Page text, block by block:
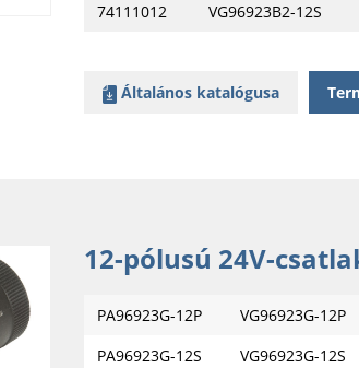
74111012
VG96923B2-12S
Általános katalógusa
12-pólusú 24V-
PA96923G-12P VG96923G-12P
PA96923G-12S
VG96923G-12S